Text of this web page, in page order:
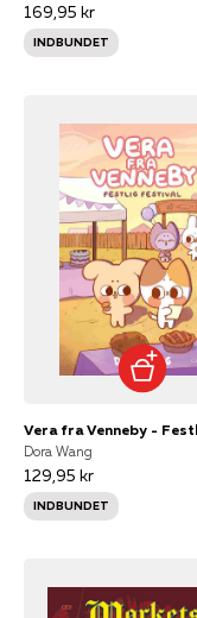
169,95 kr
INDBUNDET
Dora Wang
129,95 kr
INDBUNDET